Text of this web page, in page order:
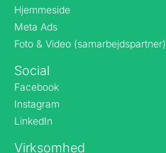
Hjemmeside
Meta Ads
Foto & Video (samarbejdspartner)
Social
Facebook
Instagram
LinkedIn
Virksomhed